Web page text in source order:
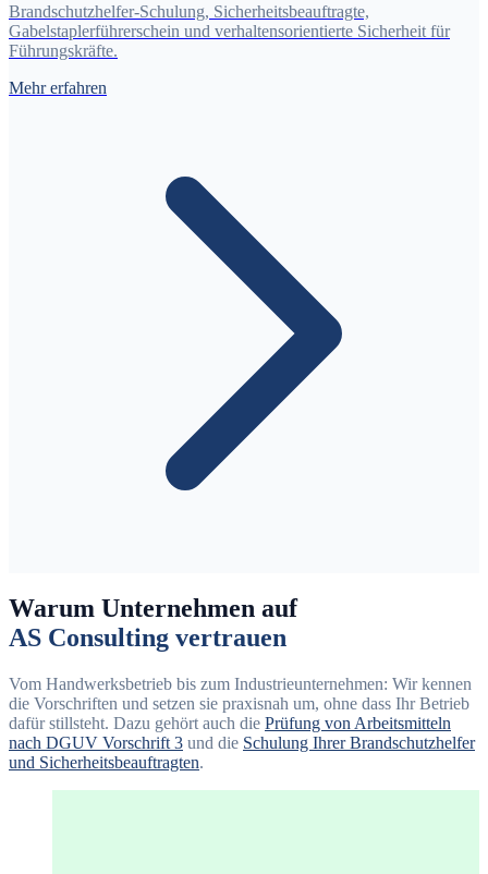
Brandschutzhelfer-Schulung, Sicherheitsbeauftragte,
Gabelstaplerführerschein und verhaltensorientierte Sicherheit für
Führungskräfte.
Mehr erfahren
Warum Unternehmen auf
AS Consulting vertrauen
Vom Handwerksbetrieb bis zum Industrieunternehmen: Wir kennen
die Vorschriften und setzen sie praxisnah um, ohne dass Ihr Betrieb
dafür stillsteht. Dazu gehört auch die Prüfung von Arbeitsmitteln
nach DGUV Vorschrift 3 und die Schulung Ihrer Brandschutzhelfer
und Sicherheitsbeauftragten.